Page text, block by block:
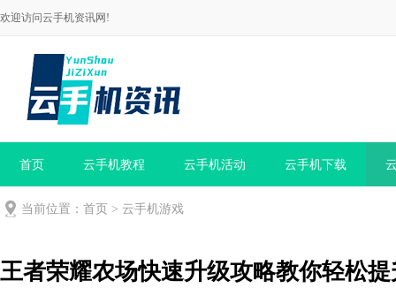
欢迎访问云手机资讯网!
首页 云手机教程 云手机活动 云手机下载
当前位置： 首页 > 云手机游戏
王者荣耀农场快速升级攻略教你轻松